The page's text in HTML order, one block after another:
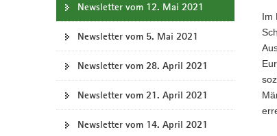
Newsletter vom 12. Mai 2021
Newsletter vom 5. Mai 2021
Newsletter vom 28. April 2021
Newsletter vom 21. April 2021
Newsletter vom 14. April 2021
Im